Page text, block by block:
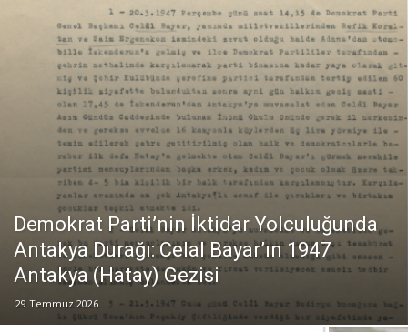
Demokrat Parti’nin İktidar Yolculuğunda
Antakya Durağı: Celal Bayar’ın 1947
Antakya (Hatay) Gezisi
29 Temmuz 2026